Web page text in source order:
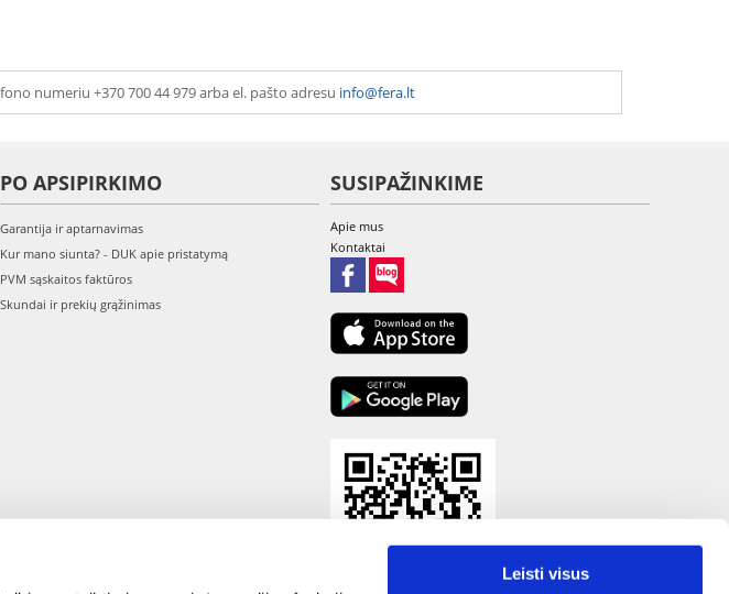
Leisti visus
numeriu +370 700 44 979 arba el. pašto adresu info@fera.lt
PO APSIPIRKIMO
Garantija ir aptarnavimas
Kur mano siunta? - DUK apie pristatymą
PVM sąskaitos faktūros
Skundai ir prekių grąžinimas
SUSIPAŽINKIME
Apie mus
Kontaktai